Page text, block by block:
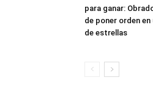
para ganar:
de poner orden
de estrellas